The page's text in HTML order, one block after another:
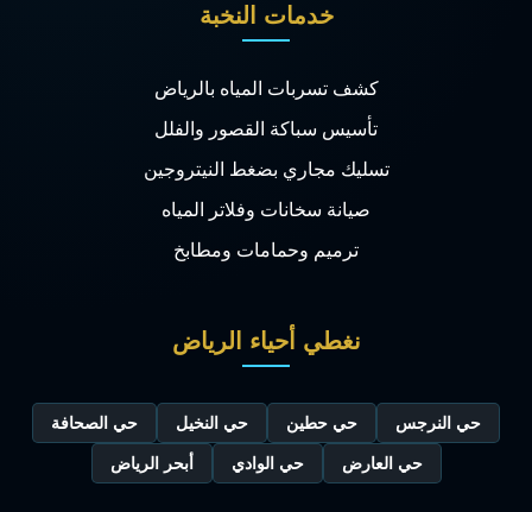
خدمات النخبة
كشف تسربات المياه بالرياض
تأسيس سباكة القصور والفلل
تسليك مجاري بضغط النيتروجين
صيانة سخانات وفلاتر المياه
ترميم وحمامات ومطابخ
نغطي أحياء الرياض
حي النرجس حي حطين حي النخيل حي الصحافة
حي العارض حي الوادي أبحر الرياض